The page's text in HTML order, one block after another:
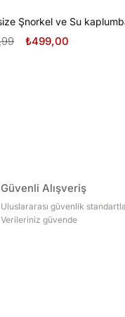
₺499,00
Güvenli Alışveriş
Uluslararası güvenlik
Verileriniz güvende